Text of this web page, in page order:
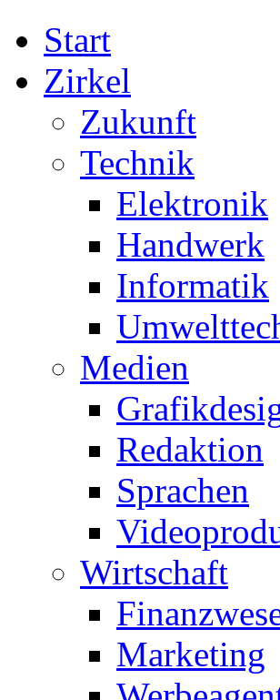
Start
Zirkel
Zukunft
Technik
Elektronik
Handwerk
Informatik
Medien
Redaktion
Sprachen
Wirtschaft
Marketing